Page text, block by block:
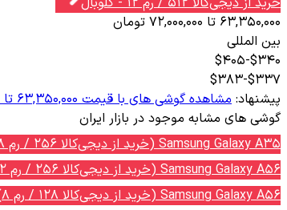
63,350,000 تا 72,000,000 تومان
بین المللی
$340-$405
$337-$383
پیشنهاد: مشاهده گوشی های با قیمت 63,350,000 تا 76,140,000 تومان
گوشی های مشابه موجود در بازار ایران
Samsung Galaxy A35 (خرید از دیجی‌کالا 256 / رم 8 - ویتنام)
Samsung Galaxy A56 (خرید از دیجی‌کالا 256 / رم 12 - ویتنام)
Samsung Galaxy A56 (خرید از دیجی‌کالا 128 / رم 8)